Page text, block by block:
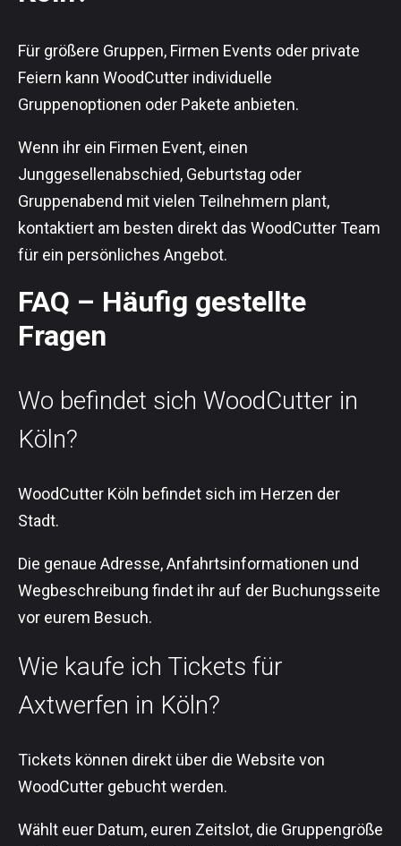
Für größere Gruppen, Firmen Events oder private
Feiern kann WoodCutter individuelle
Gruppenoptionen oder Pakete anbieten.
Wenn ihr ein Firmen Event, einen
Junggesellenabschied, Geburtstag oder
Gruppenabend mit vielen Teilnehmern plant,
kontaktiert am besten direkt das WoodCutter Team
für ein persönliches Angebot.
FAQ – Häufig gestellte
Fragen
Wo befindet sich WoodCutter in
Köln?
WoodCutter Köln befindet sich im Herzen der
Stadt.
Die genaue Adresse, Anfahrtsinformationen und
Wegbeschreibung findet ihr auf der Buchungsseite
vor eurem Besuch.
Wie kaufe ich Tickets für
Axtwerfen in Köln?
Tickets können direkt über die Website von
WoodCutter gebucht werden.
Wählt euer Datum, euren Zeitslot, die Gruppengröße